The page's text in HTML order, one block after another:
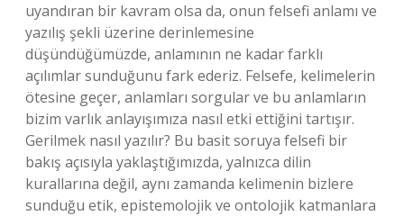
uyandıran bir kavram olsa da, onun felsefi anlamı ve
yazılış şekli üzerine derinlemesine
düşündüğümüzde, anlamının ne kadar farklı
açılımlar sunduğunu fark ederiz. Felsefe, kelimelerin
ötesine geçer, anlamları sorgular ve bu anlamların
bizim varlık anlayışımıza nasıl etki ettiğini tartışır.
Gerilmek nasıl yazılır? Bu basit soruya felsefi bir
bakış açısıyla yaklaştığımızda, yalnızca dilin
kurallarına değil, aynı zamanda kelimenin bizlere
sunduğu etik, epistemolojik ve ontolojik katmanlara